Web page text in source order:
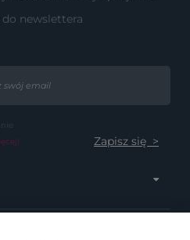
do newslettera